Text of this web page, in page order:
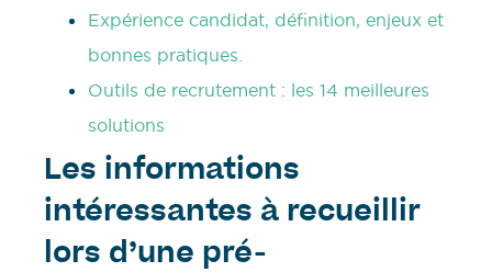
Expérience candidat, définition, enjeux et
bonnes pratiques.
Outils de recrutement : les 14 meilleures
solutions
Les informations
intéressantes à recueillir
lors d’une pré-